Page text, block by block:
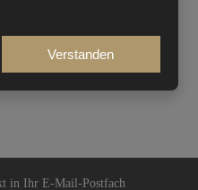
in Ihr E-Mail-Postfach
Verstanden